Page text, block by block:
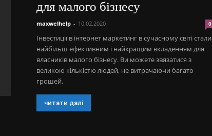
для малого бізнесу
maxwelhelp - 10.02.2020 0
Інвестиції в інтернет маркетинг в сучасному світі стали
найбільш ефективним і найкращим вкладенням для
власників малого бізнесу. Ви можете звязатися з
великою кількістю людей, не витрачаючи багато
грошей.
читати далі